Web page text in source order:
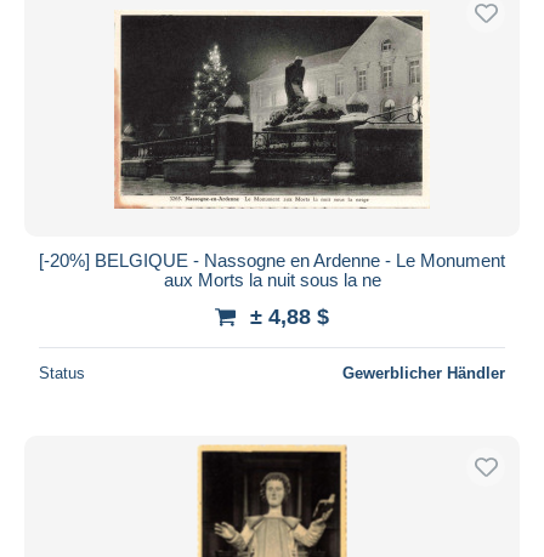
[-20%] BELGIQUE - Nassogne en Ardenne - Le Monument
aux Morts la nuit sous la ne
± 4,88 $
Status Gewerblicher Händler